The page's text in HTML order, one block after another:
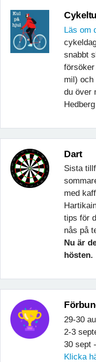
Läs om
snabbt
mil) och
du över
Dart
Sista
med
tips för
nås på
Nu är
hösten.
29-30
2-3
30 sept
Klicka